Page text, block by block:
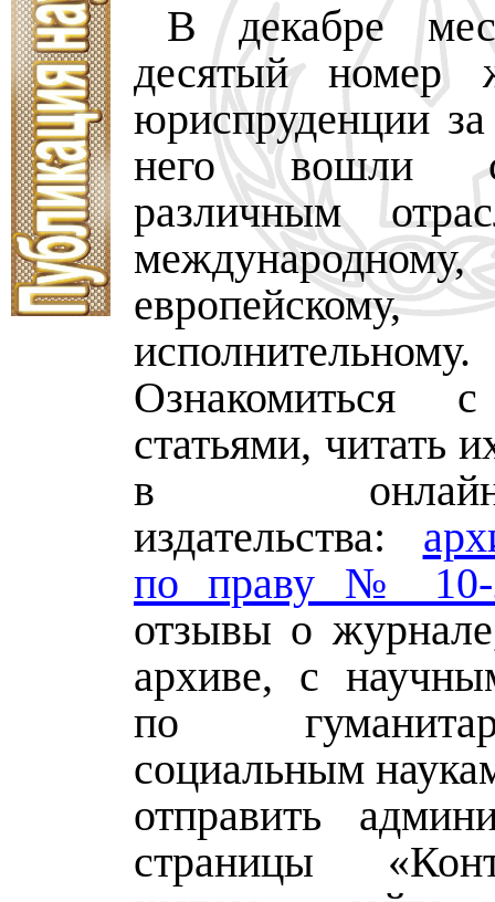
В декабре
десятый номер
юриспруденции
него вошли
различным
международному,
европейскому,
исполнительному.
Ознакомиться
статьями, читать
в онлайн-
издательства:
по праву № 10-
отзывы о
архиве, с
по
социальным
отправить
страницы